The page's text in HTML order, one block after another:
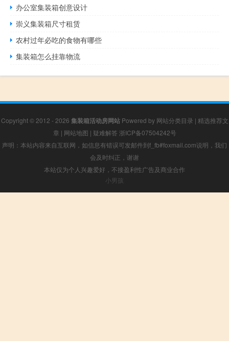
办公室集装箱创意设计
崇义集装箱尺寸租赁
农村过年必吃的食物有哪些
集装箱怎么挂靠物流
Copyright © 2012 - 2026 集装箱活动房网站Powered by 网站分类目录 | 精选推荐文
章 | 网站地图 | 疑难解答 浙ICP备07504242号
声明：本站内容来自互联网，如信息有错误可发邮件到f_fb#foxmail.com说明，我们
会及时纠正，谢谢
本站仅为个人兴趣爱好，不接盈利性广告及商业合作
小男孩